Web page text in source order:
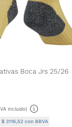
Boca Jrs 25/26
incluido)
$ 3116,52 con BBVA